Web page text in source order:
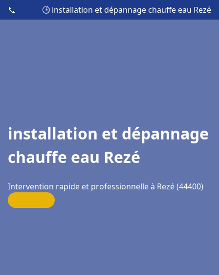
📞 🕒 installation et dépannage chauffe eau Rezé
installation et dépannage
chauffe eau Rezé
Intervention rapide et professionnelle à Rezé (44400)